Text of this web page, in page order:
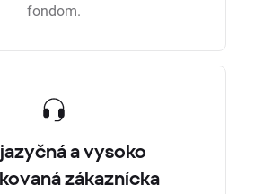
fondom.
a vysoko
zákaznícka